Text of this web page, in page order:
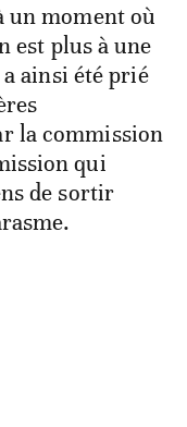
un moment où
est plus à une
ainsi été prié
la commission
qui
de sortir